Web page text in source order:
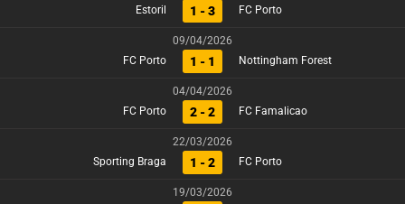
Estoril 1 - 3 FC Porto
09/04/2026
FC Porto
1 - 1 Nottingham Forest
04/04/2026
FC Porto
2 - 2 FC Famalicao
22/03/2026
Sporting Braga
1 - 2 FC Porto
19/03/2026